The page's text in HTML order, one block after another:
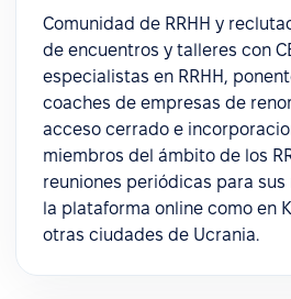
Comunidad de RRHH y
de encuentros y talleres con
especialistas en RRHH,
coaches de empresas de
acceso cerrado e
miembros del ámbito de los
reuniones periódicas para
la plataforma online como en
otras ciudades de Ucrania.